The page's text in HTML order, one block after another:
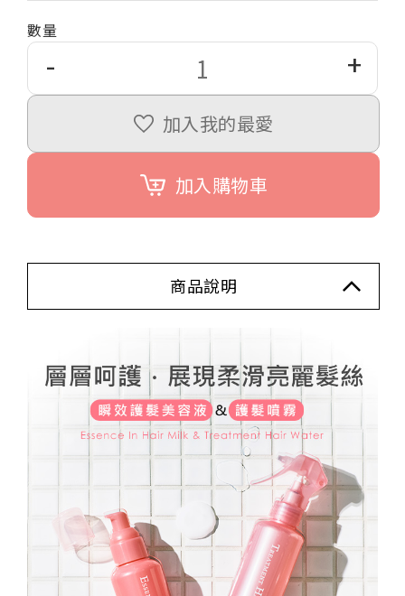
數量
- +
加入我的最愛
加入購物車
商品說明